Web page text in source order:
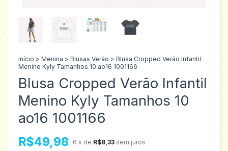
Início > Menina > Blusas Verão > Blusa Cropped Verão Infantil
Menino Kyly Tamanhos 10 ao16 1001166
Blusa Cropped Verão Infantil
Menino Kyly Tamanhos 10
ao16 1001166
R$49,98 6 x de R$8,33 sem juros